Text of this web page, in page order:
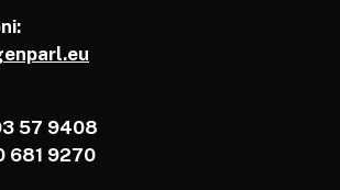
57 9408
681 9270